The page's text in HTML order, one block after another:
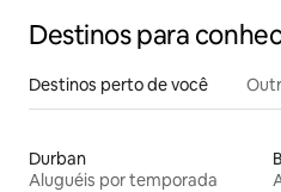
Destinos para
Destinos perto de você
Durban
Aluguéis por temporada